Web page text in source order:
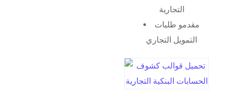
التجارية
مقدمو طلبات
التمويل التجاري